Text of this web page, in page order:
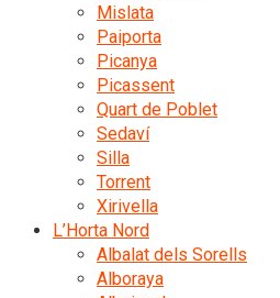
Mislata
Paiporta
Picanya
Picassent
Quart de Poblet
Sedaví
Silla
Torrent
Xirivella
L’Horta Nord
Albalat dels Sorells
Alboraya